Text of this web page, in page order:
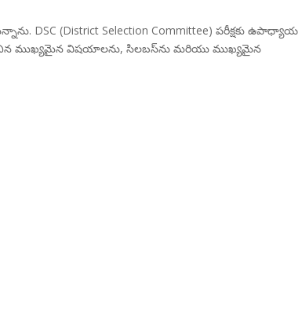
DSC (District Selection Committee) పరీక్షకు ఉపాధ్యాయ
ముఖ్యమైన విషయాలను, సిలబస్‌ను మరియు ముఖ్యమైన